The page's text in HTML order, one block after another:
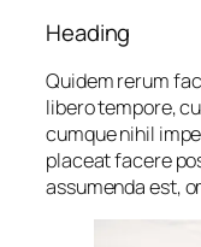
Heading
Quidem rerum
libero tempore,
cumque nihil
placeat facere
assumenda est,